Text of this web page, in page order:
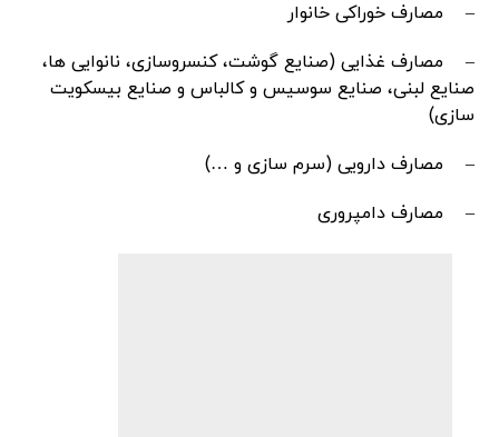
– مصارف خوراکی خانوار
– مصارف غذایی (صنایع گوشت، کنسروسازی، نانوایی ها،
صنایع لبنی، صنایع سوسیس و کالباس و صنایع بیسکویت
سازی)
– مصارف دارویی (سرم سازی و …)
– مصارف دامپروری